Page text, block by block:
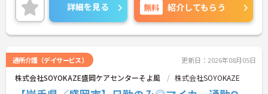
る方は面接ポイントをお伝えしますので、お気軽に
ご連絡ください。
詳細を見る 無料 紹介してもらう
通所介護（デイサービス） 更新日：2026年08月05日
株式会社SOYOKAZE盛岡ケアセンターそよ風 株式会社SOYOKAZE